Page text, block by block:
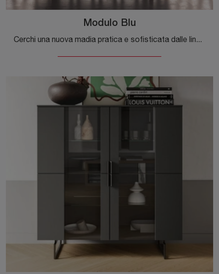
Modulo Blu
Cerchi una nuova madia pratica e sofisticata dalle linee moderne? Ecco a te il modello Modulo Blu di Orme, realizzato in laccato opaco.